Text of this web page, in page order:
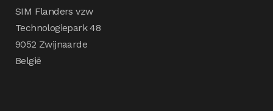
SIM Flanders vzw
Technologiepark 48
9052 Zwijnaarde
België